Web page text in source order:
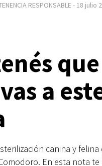
RESPONSABLE- 18 julio
a
canina y
En esta nota